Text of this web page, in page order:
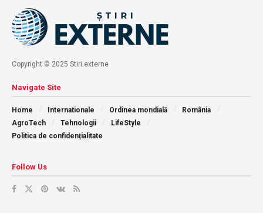
Copyright © 2025 Stiri externe
Navigate Site
Home Internationale Ordinea mondială
România
AgroTech
Tehnologii
LifeStyle
Politica de confidențialitate
Follow Us